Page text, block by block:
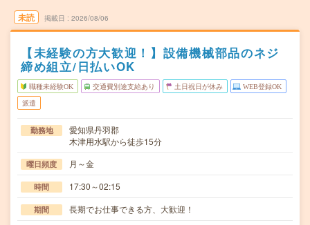
未読 掲載日 2026/08/06
【未経験の方大歓迎！】設備機械部品のネジ
締め組立/日払いOK
職種未経験OK 交通費別途支給あり 土日祝日が休み WEB登録OK
派遣
勤務地
愛知県丹羽郡
木津用水駅から徒歩15分
曜日頻度 月～金
時間 17:30～02:15
期間 長期でお仕事できる方、大歓迎！